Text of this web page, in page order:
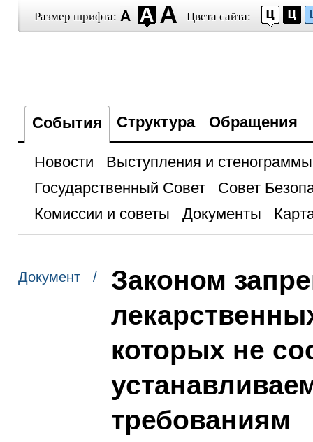
Размер шрифта: Цвета сайта:
События Структура Обращения
Новости
Выступления и стенограммы
Государственный Совет
Совет
Комиссии и советы
Документы
Документ /
Законом
которых не
требованиям